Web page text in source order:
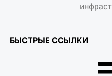
БЫСТРЫЕ ССЫЛКИ